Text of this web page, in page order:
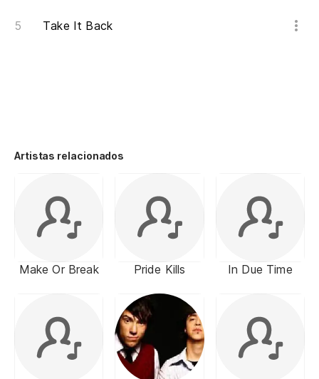
Take It Back
Artistas relacionados
Make Or Break Pride Kills In Due Time